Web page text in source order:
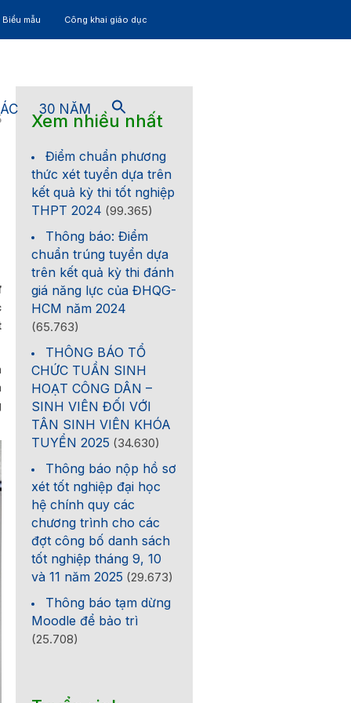
mẫu Công khai giáo dục
30 NĂM
Xem nhiều nhất
Điểm chuẩn phương
thức xét tuyển dựa trên
kết quả kỳ thi tốt nghiệp
THPT 2024 (99.365)
Thông báo: Điểm
chuẩn trúng tuyển dựa
trên kết quả kỳ thi đánh
giá năng lực của ĐHQG-
HCM năm 2024
(65.763)
THÔNG BÁO TỔ
CHỨC TUẦN SINH
HOẠT CÔNG DÂN –
SINH VIÊN ĐỐI VỚI
TÂN SINH VIÊN KHÓA
TUYỂN 2025 (34.630)
Thông báo nộp hồ sơ
xét tốt nghiệp đại học
hệ chính quy các
chương trình cho các
đợt công bố danh sách
tốt nghiệp tháng 9, 10
và 11 năm 2025 (29.673)
Thông báo tạm dừng
Moodle để bảo trì
(25.708)